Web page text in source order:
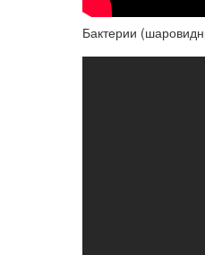
Бактерии